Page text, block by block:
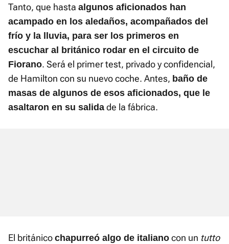
Tanto, que hasta algunos aficionados han
acampado en los aledaños, acompañados del
frío y la lluvia, para ser los primeros en
escuchar al británico rodar en el circuito de
Fiorano. Será el primer test, privado y confidencial,
de Hamilton con su nuevo coche. Antes, baño de
masas de algunos de esos aficionados, que le
asaltaron en su salida de la fábrica.
El británico chapurreó algo de italiano con un tutto